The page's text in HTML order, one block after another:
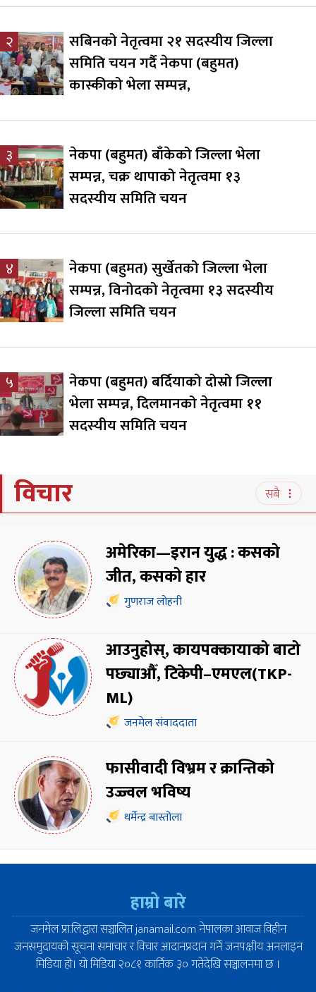
२
सबिनको नेतृत्वमा २१ सदस्यीय जिल्ला
समिति चयन गर्दै नेकपा (बहुमत)
कास्कीको भेला सम्पन्न,
३
नेकपा (बहुमत) बाँकेको जिल्ला भेला
सम्पन्न, चक्र थापाको नेतृत्वमा १३
सदस्यीय समिति चयन
४
नेकपा (बहुमत) सुर्खेतको जिल्ला भेला
सम्पन्न, विनोदको नेतृत्वमा १३ सदस्यीय
जिल्ला समिति चयन
५
नेकपा (बहुमत) बर्दियाको दोस्रो जिल्ला
भेला सम्पन्न, दिलमानको नेतृत्वमा ११
सदस्यीय समिति चयन
विचार सबै
अमेरिका—इरान युद्ध : कसको
जीत, कसको हार
गुणराज लोहनी
आउनुहोस्, कायपक्कायाको बाटो
पछ्याऔँ, टिकेपी–एमएल(TKP-
ML)
जनमेल संवाददाता
फासीवादी विभ्रम र क्रान्तिको
उज्ज्वल भविष्य
धर्मेन्द्र बास्तोला
हाम्रो बारे
जनमेल प्रा.लि.द्वारा सञ्चालित janamail.com नेपालका आवाज विहीन
जनसमुदायको सूचना समाचार र विचार आदानप्रदान गर्ने जनपक्षीय अनलाइन
मिडिया हो। यो मिडिया २०८१ कार्तिक ३० गतेदेखि सञ्चालनमा छ ।